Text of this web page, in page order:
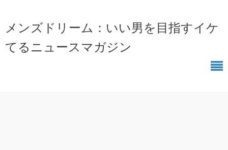
メンズドリーム：いい男を目指すイケ
てるニュースマガジン